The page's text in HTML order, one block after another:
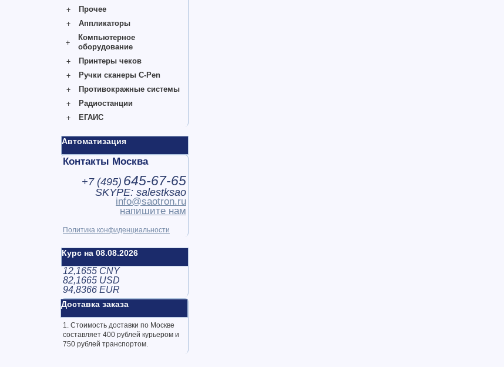
Прочее
Аппликаторы
Компьютерное
оборудование
Принтеры чеков
Ручки сканеры C-Pen
Противокражные системы
Радиостанции
ЕГАИС
Автоматизация
Контакты Москва
+7 (495) 645-67-65
SKYPE: salestksao
info@saotron.ru
напишите нам
Политика конфиденциальности
Курс на 08.08.2026
12,1655 CNY
82,1665 USD
94,8366 EUR
Доставка заказа
1. Стоимость доставки по Москве
составляет 400 рублей курьером и
750 рублей транспортом.